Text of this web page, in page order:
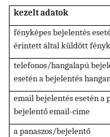
kezelt adatok
fényképes bejelentés
érintett által küldött
telefonos/hangalapú
esetén a bejelentés
email bejelentés esetén a
bejelentő email-címe
a panaszos/bejelentő